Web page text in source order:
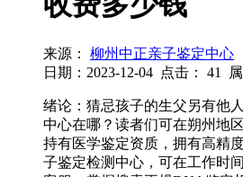
来源：
柳州中正亲子鉴定中心
日期：2023-12-04 点击： 41
绪论：猜忌孩子的生父另有他
中心在哪？读者们可在朔州地
持有医学鉴定资质，拥有高精
子鉴定检测中心，可在工作时